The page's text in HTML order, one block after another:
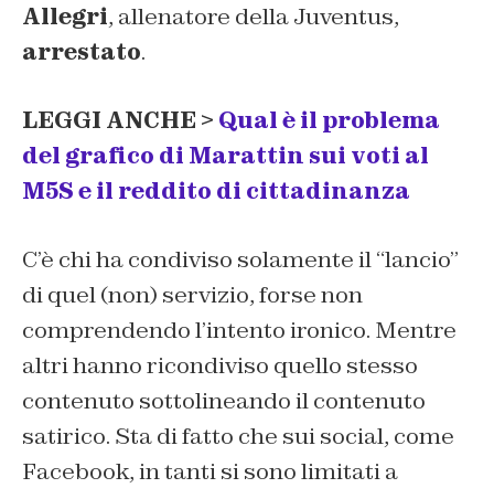
Allegri, allenatore della Juventus,
arrestato.
LEGGI ANCHE > Qual è il problema
del grafico di Marattin sui voti al
M5S e il reddito di cittadinanza
C’è chi ha condiviso solamente il “lancio”
di quel (non) servizio, forse non
comprendendo l’intento ironico. Mentre
altri hanno ricondiviso quello stesso
contenuto sottolineando il contenuto
satirico. Sta di fatto che sui social, come
Facebook, in tanti si sono limitati a